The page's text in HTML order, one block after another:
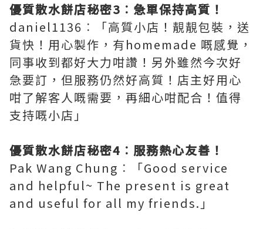
優質散水餅店秘密3︰急單保持高質！
daniel1136︰「高質小店！靚靚包裝，送
貨快！用心製作，有homemade 嘅感覺，
同事收到都好大力咁讚！另外雖然今次好
急要訂，但服務仍然好高質！店主好用心
咁了解客人嘅需要，再細心咁配合！值得
支持嘅小店」
優質散水餅店秘密4︰服務熱心友善！
Pak Wang Chung︰「Good service
and helpful~ The present is great
and useful for all my friends.」